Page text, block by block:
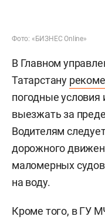
Фото: «БИЗНЕС Online»
В Главном
Татарстану
погодные условия
выезжать за
Водителям
дорожного
маломерных
на воду.
Кроме того, в ГУ